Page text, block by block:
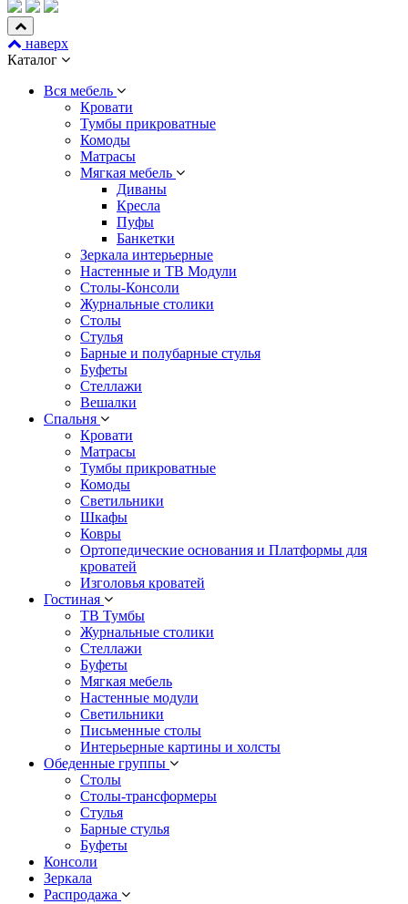
наверх
Каталог
Вся мебель
Кровати
Тумбы прикроватные
Комоды
Матрасы
Мягкая мебель
Диваны
Кресла
Пуфы
Банкетки
Зеркала интерьерные
Настенные и ТВ Модули
Столы-Консоли
Журнальные столики
Столы
Стулья
Барные и полубарные стулья
Буфеты
Стеллажи
Вешалки
Cпальня
Кровати
Матрасы
Тумбы прикроватные
Комоды
Светильники
Шкафы
Ковры
Ортопедические основания и Платформы для
кроватей
Изголовья кроватей
Гостиная
ТВ Тумбы
Журнальные столики
Стеллажи
Буфеты
Мягкая мебель
Настенные модули
Светильники
Письменные столы
Интерьерные картины и холсты
Обеденные группы
Столы
Столы-трансформеры
Стулья
Барные стулья
Буфеты
Консоли
Зеркала
Распродажа